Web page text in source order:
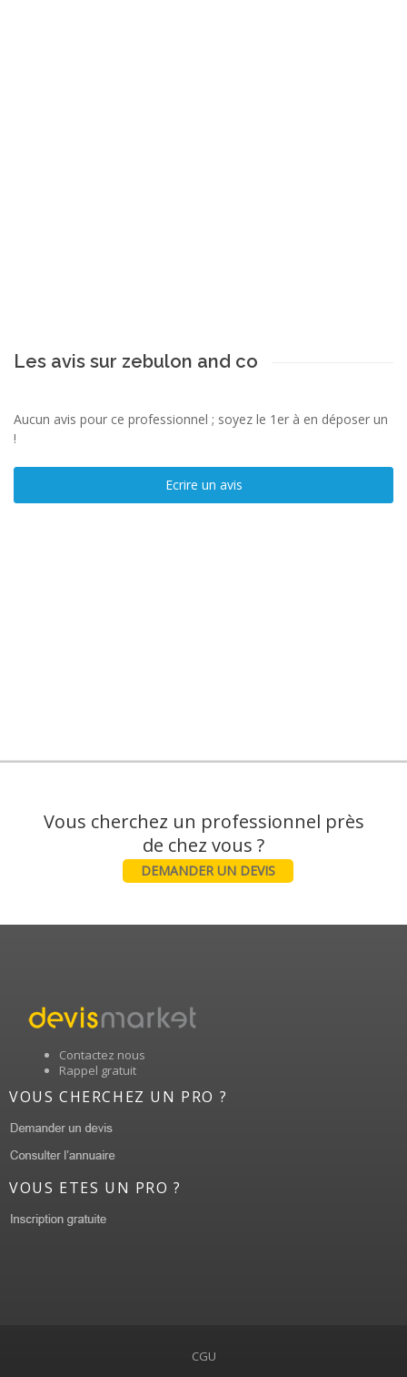
Les avis sur zebulon and co
Aucun avis pour ce professionnel ; soyez le 1er à en déposer un
!
Ecrire un avis
Vous cherchez un professionnel près
DEMANDER UN DEVIS
Contactez nous
Rappel gratuit
VOUS CHERCHEZ UN PRO ?
VOUS ETES UN PRO ?
CGU